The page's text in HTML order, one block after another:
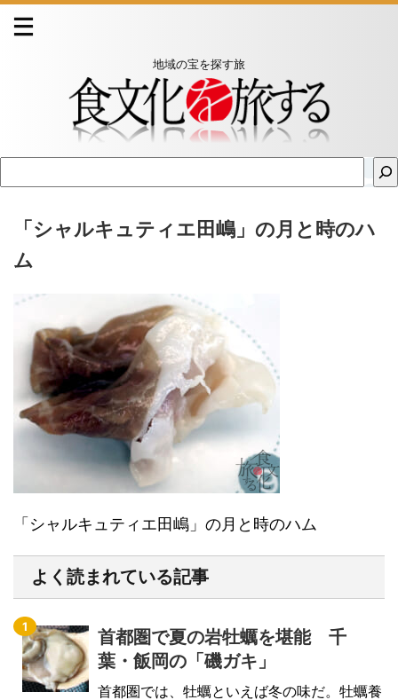
地域の宝を探す旅
「シャルキュティエ田嶋」の月と時のハ
ム
「シャルキュティエ田嶋」の月と時のハム
よく読まれている記事
首都圏で夏の岩牡蠣を堪能 千
葉・飯岡の「磯ガキ」
首都圏では、牡蠣といえば冬の味だ。牡蠣養